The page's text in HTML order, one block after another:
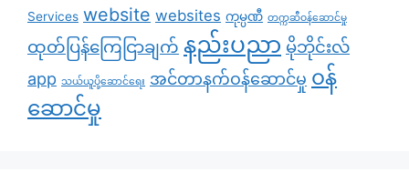
Services website websites ကုမ္ပဏီ တက္ကဆီဝန်ဆောင်မှု
ထုတ်ပြန်ကြေငြာချက် နည်းပညာ မိုဘိုင်းလ်
app သယ်ယူပို့ဆောင်ရေး အင်တာနက်ဝန်ဆောင်မှု ၀န်
ဆောင်မှု